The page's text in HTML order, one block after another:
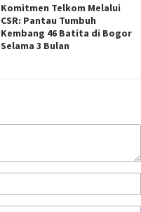
Komitmen Telkom Melalui
CSR: Pantau Tumbuh
Kembang 46 Batita di Bogor
Selama 3 Bulan